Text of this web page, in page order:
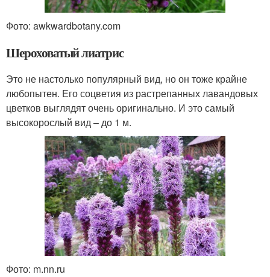
Фото: awkwardbotany.com
Шероховатый лиатрис
Это не настолько популярный вид, но он тоже крайне
любопытен. Его соцветия из растрепанных лавандовых
цветков выглядят очень оригинально. И это самый
высокорослый вид – до 1 м.
Фото: m.nn.ru